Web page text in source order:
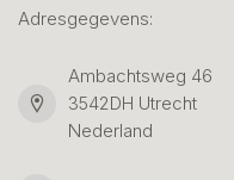
Adresgegevens:
Ambachtsweg 46
3542DH Utrecht
Nederland